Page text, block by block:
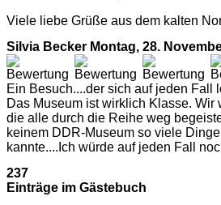
Viele liebe Grüße aus dem kalten
Silvia Becker Montag, 28.
Ein Besuch....der sich auf jeden Fall
Das Museum ist wirklich Klasse. Wir
die alle durch die Reihe weg
keinem DDR-Museum so viele
kannte....Ich würde auf jeden Fall
237
Einträge im Gästebuch